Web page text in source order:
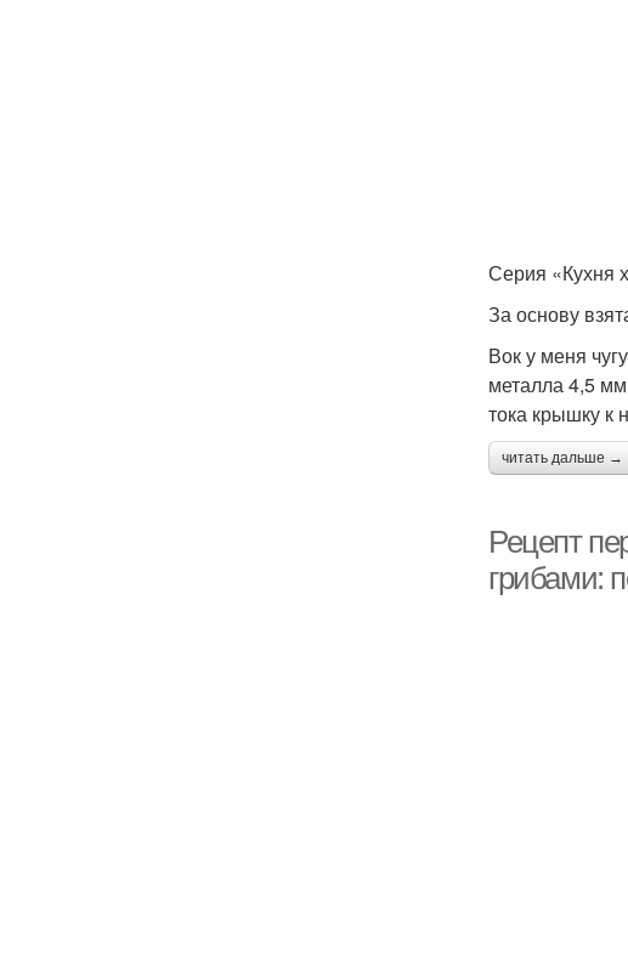
Серия «Кухня
За основу
Вок у меня
металла 4,5
тока крышку к
читать дальше →
Рецепт
грибами: